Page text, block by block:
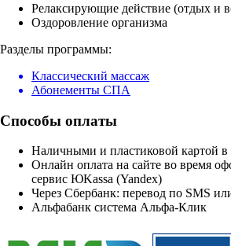
Релаксирующие действие (отдых и
Оздоровление организма
Разделы программы:
Классический массаж
Абонементы СПА
Способы оплаты
Наличными и пластиковой картой в
Онлайн оплата на сайте во время
сервис ЮKassa (Yandex)
Через Сбербанк: перевод по SMS
Альфабанк система Альфа-Клик